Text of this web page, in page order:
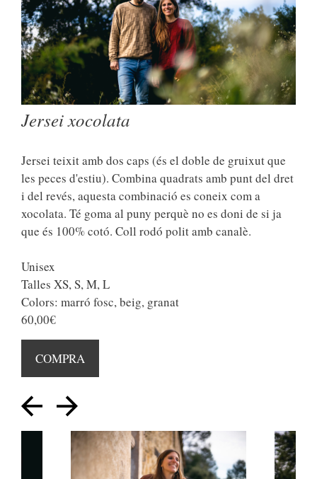
Jersei xocolata
Jersei teixit amb dos caps (és el doble de gruixut que
les peces d'estiu). Combina quadrats amb punt del dret
i del revés, aquesta combinació es coneix com a
xocolata. Té goma al puny perquè no es doni de si ja
que és 100% cotó. Coll rodó polit amb canalè.
Unisex
Talles XS, S, M, L
Colors: marró fosc, beig, granat
60,00€
COMPRA